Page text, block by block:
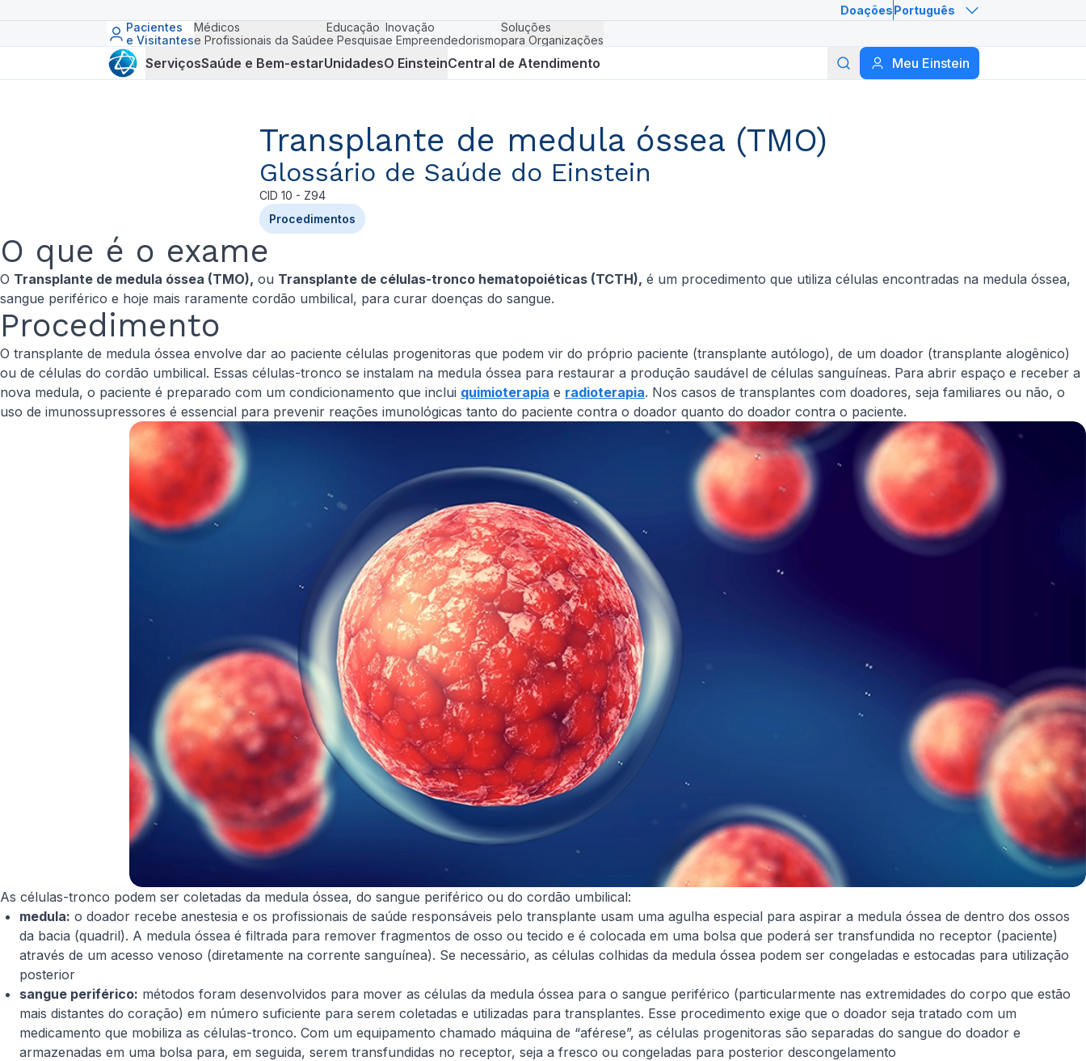
DoaçõesPortuguês
Pacientes
e Visitantes
Médicos
e Profissionais da Saúde
Educação
e Pesquisa
Inovação
e Empreendedorismo
Soluções
para Organizações
ServiçosSaúde e Bem-estarUnidadesO EinsteinCentral de Atendimento Meu Einstein
Buscar
Transplante de medula óssea (TMO)
Glossário de Saúde do Einstein
CID 10 - Z94
Procedimentos
O que é o exame
O Transplante de medula óssea (TMO), ou Transplante de células-tronco hematopoiéticas (TCTH), é um procedimento que utiliza células encontradas na medula óssea,
sangue periférico e hoje mais raramente cordão umbilical, para curar doenças do sangue.
Procedimento
O transplante de medula óssea envolve dar ao paciente células progenitoras que podem vir do próprio paciente (transplante autólogo), de um doador (transplante alogênico)
ou de células do cordão umbilical. Essas células-tronco se instalam na medula óssea para restaurar a produção saudável de células sanguíneas. Para abrir espaço e receber a
nova medula, o paciente é preparado com um condicionamento que inclui quimioterapia e radioterapia. Nos casos de transplantes com doadores, seja familiares ou não, o
uso de imunossupressores é essencial para prevenir reações imunológicas tanto do paciente contra o doador quanto do doador contra o paciente.
As células-tronco podem ser coletadas da medula óssea, do sangue periférico ou do cordão umbilical:
medula: o doador recebe anestesia e os profissionais de saúde responsáveis pelo transplante usam uma agulha especial para aspirar a medula óssea de dentro dos ossos
da bacia (quadril). A medula óssea é filtrada para remover fragmentos de osso ou tecido e é colocada em uma bolsa que poderá ser transfundida no receptor (paciente)
através de um acesso venoso (diretamente na corrente sanguínea). Se necessário, as células colhidas da medula óssea podem ser congeladas e estocadas para utilização
posterior
sangue periférico: métodos foram desenvolvidos para mover as células da medula óssea para o sangue periférico (particularmente nas extremidades do corpo que estão
mais distantes do coração) em número suficiente para serem coletadas e utilizadas para transplantes. Esse procedimento exige que o doador seja tratado com um
medicamento que mobiliza as células-tronco. Com um equipamento chamado máquina de “aférese”, as células progenitoras são separadas do sangue do doador e
armazenadas em uma bolsa para, em seguida, serem transfundidas no receptor, seja a fresco ou congeladas para posterior descongelamento